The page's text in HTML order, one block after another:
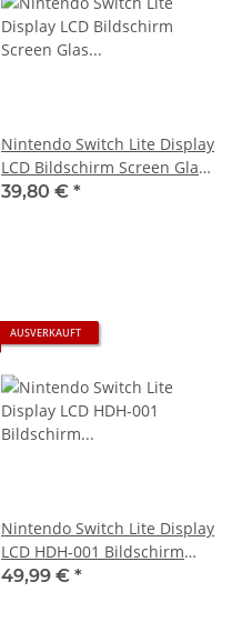
Nintendo Switch Lite Display
LCD Bildschirm Screen Glas
NS-LCD 720p
39,80 € *
AUSVERKAUFT
Nintendo Switch Lite Display
LCD HDH-001 Bildschirm
Screen + Touchscreen +
49,99 € *